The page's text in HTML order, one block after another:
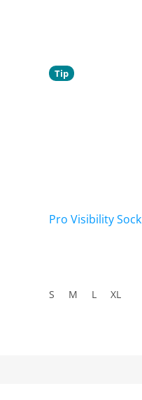
Tip
Pro Visibility Sock
S M L XL